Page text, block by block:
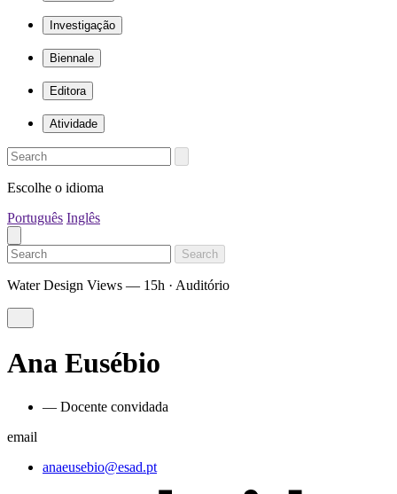
Investigação
Biennale
Editora
Atividade
Escolhe o idioma
Português Inglês
Search
Water Design Views — 15h · Auditório
Ana Eusébio
— Docente convidada
email
anaeusebio@esad.pt